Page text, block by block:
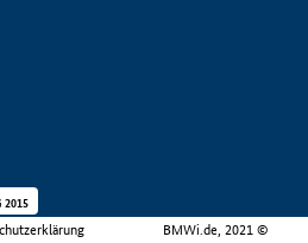
BMWi.de, 2021 ©
2015